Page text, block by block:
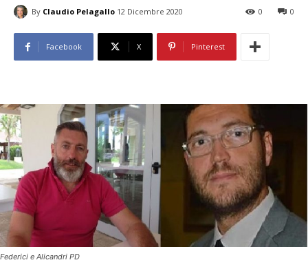
By Claudio Pelagallo 12 Dicembre 2020 0
0
Facebook X Pinterest
Federici e Alicandri PD